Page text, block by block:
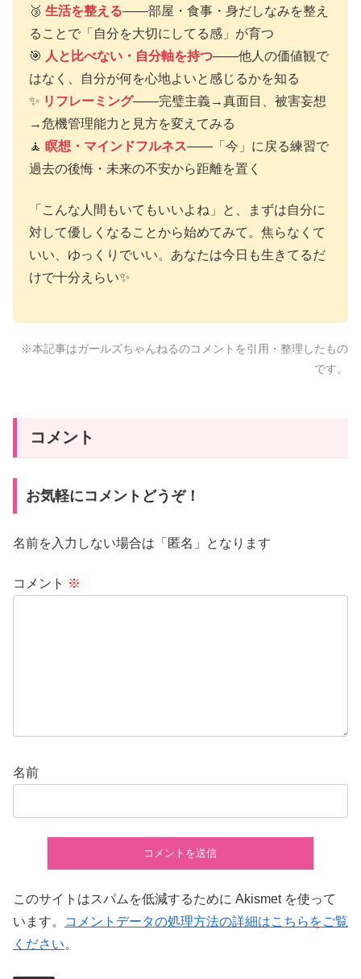
🥉 生活を整える——部屋・食事・身だしなみを整え
ることで「自分を大切にしてる感」が育つ
🎯 人と比べない・自分軸を持つ——他人の価値観で
はなく、自分が何を心地よいと感じるかを知る
✨ リフレーミング——完璧主義→真面目、被害妄想
→危機管理能力と見方を変えてみる
🧘 瞑想・マインドフルネス——「今」に戻る練習で
過去の後悔・未来の不安から距離を置く
「こんな人間もいてもいいよね」と、まずは自分に
対して優しくなることから始めてみて。焦らなくて
いい、ゆっくりでいい。あなたは今日も生きてるだ
けで十分えらい✨
※本記事はガールズちゃんねるのコメントを引用・整理したもの
です。
コメント
お気軽にコメントどうぞ！
名前を入力しない場合は「匿名」となります
コメント ※
名前
このサイトはスパムを低減するために Akismet を使って
います。
コメントデータの処理方法の詳細はこちらをご覧
ください。